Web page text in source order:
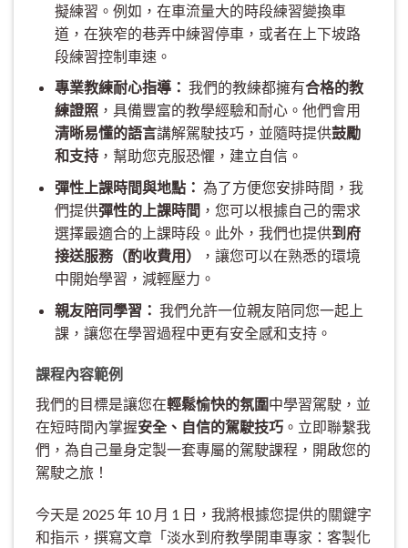
擬練習。例如，在車流量大的時段練習變換車
道，在狹窄的巷弄中練習停車，或者在上下坡路
段練習控制車速。
專業教練耐心指導： 我們的教練都擁有合格的教
練證照，具備豐富的教學經驗和耐心。他們會用
清晰易懂的語言講解駕駛技巧，並隨時提供鼓勵
和支持，幫助您克服恐懼，建立自信。
彈性上課時間與地點： 為了方便您安排時間，我
們提供彈性的上課時間 ，您可以根據自己的需求
選擇最適合的上課時段。此外，我們也提供到府
接送服務（酌收費用）
，讓您可以在熟悉的環境
中開始學習，減輕壓力。
親友陪同學習： 我們允許一位親友陪同您一起上
課，讓您在學習過程中更有安全感和支持。
課程內容範例
我們的目標是讓您在輕鬆愉快的氛圍中學習駕駛，並
在短時間內掌握安全、自信的駕駛技巧 。立即聯繫我
們，為自己量身定製一套專屬的駕駛課程，開啟您的
駕駛之旅！
今天是 2025 年 10 月 1 日，我將根據您提供的關鍵字
和指示，撰寫文章「淡水到府教學開車專家：客製化